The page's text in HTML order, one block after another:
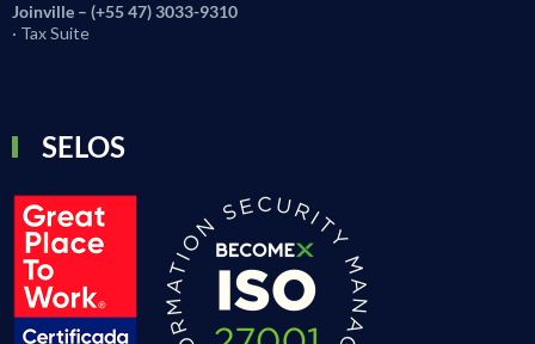
Joinville – (+55 47) 3033-9310
· Tax Suite
SELOS